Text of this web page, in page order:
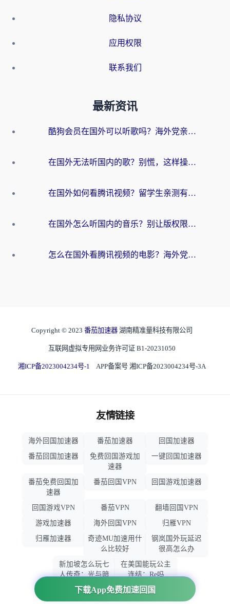
隐私协议
应用权限
联系我们
最新资讯
酷狗会员在国外可以听歌吗？海外党亲测有效：3步解决音乐权限难题
在国外无法听国内的歌？别慌，这样操作就能畅听QQ音乐（附亲测加速器推荐）
在国外如何看腾讯视频？留学生亲测有效的回国加速方案
在国外怎么听国内的音乐？别让版权限制断了你的华语歌单
怎么在国外看腾讯视频的电影？海外党亲测有效的回国加速指南
下载App免费加速回国
Copyright © 2023 番茄加速器 湖南精准量科技有限公司
互联网虚拟专用网业务许可证 B1-20231050
湘ICP备2023004234号-1 APP备案号 湘ICP备2023004234号-3A
友情链接
海外回国加速器 番茄加速器
回国加速器
番茄回国加速器
免费回国游戏加
速器
一键回国加速器
番茄免费回国加
速器
番茄回国VPN 回国游戏加速器
回国游戏VPN 番茄VPN
翻墙回国VPN
游戏加速器
海外回国VPN
归雁VPN
归雁加速器
奇迹MU加速用什
么比较好
钢岚国外玩延迟
很高怎么办
新加坡怎么玩七
人传奇：光与暗
之交战
在美国能玩公主
连结：Re吗